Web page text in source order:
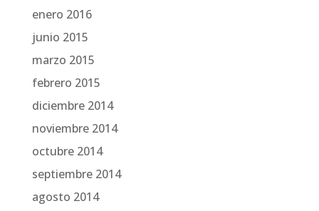
enero 2016
junio 2015
marzo 2015
febrero 2015
diciembre 2014
noviembre 2014
octubre 2014
septiembre 2014
agosto 2014